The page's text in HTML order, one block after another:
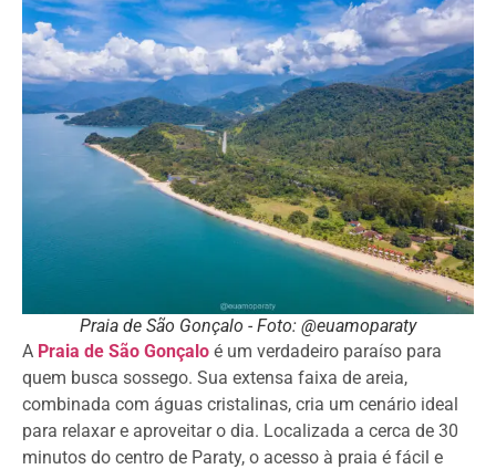
Praia de São Gonçalo - Foto: @euamoparaty
A Praia de São Gonçalo é um verdadeiro paraíso para
quem busca sossego. Sua extensa faixa de areia,
combinada com águas cristalinas, cria um cenário ideal
para relaxar e aproveitar o dia. Localizada a cerca de 30
minutos do centro de Paraty, o acesso à praia é fácil e